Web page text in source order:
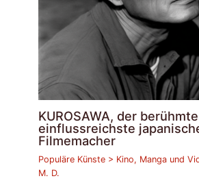
KUROSAWA, der
einflussreichste
Filmemacher
Populäre Künste > Kino, Manga und
M. D.